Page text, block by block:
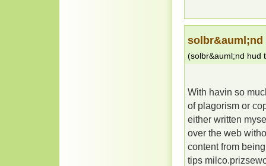
(solbr&auml;nd hud
With havin so
of plagorism or
either written
over the web
content from
tips